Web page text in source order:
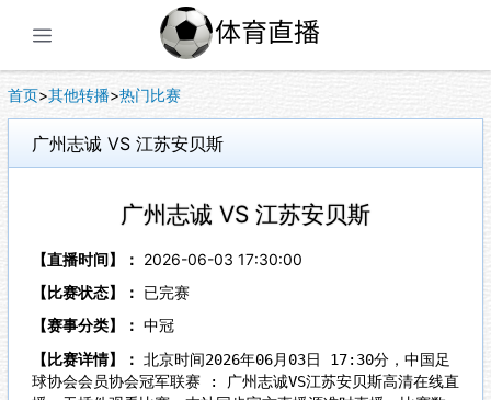
首页>其他转播>热门比赛
广州志诚 VS 江苏安贝斯
广州志诚 VS 江苏安贝斯
【直播时间】： 2026-06-03 17:30:00
【比赛状态】：
已完赛
【赛事分类】： 中冠
【比赛详情】： 北京时间2026年06月03日 17:30分，中国足
球协会会员协会冠军联赛 : 广州志诚VS江苏安贝斯高清在线直